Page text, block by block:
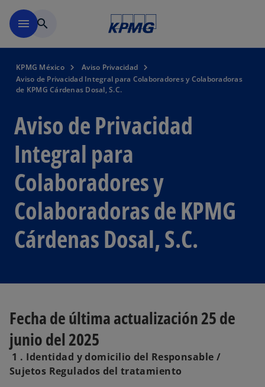
menu search
KPMG México
Aviso Privacidad
Aviso de Privacidad Integral para Colaboradores y Colaboradoras
de KPMG Cárdenas Dosal, S.C.
Aviso de Privacidad
Integral para
Colaboradores y
Colaboradoras de KPMG
Cárdenas Dosal, S.C.
Fecha de última actualización 25 de
junio del 2025
1 . Identidad y domicilio del Responsable /
Sujetos Regulados del tratamiento